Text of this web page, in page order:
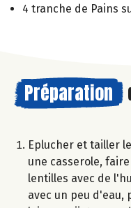
4 tranche de Pains
Préparation
Eplucher et tailler
une casserole,
lentilles avec de
avec un peu d'eau,